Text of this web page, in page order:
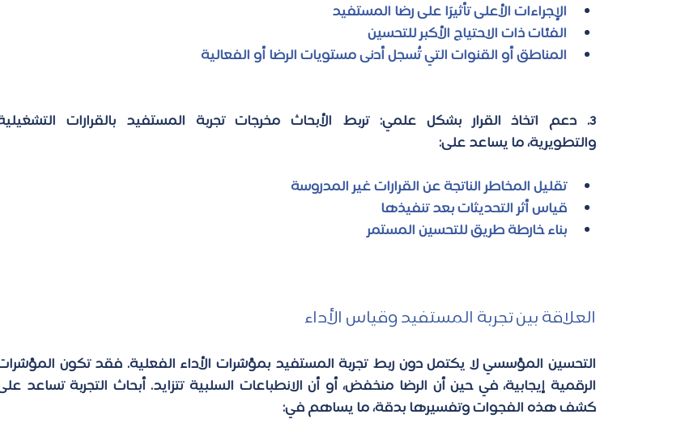
الإجراءات الأعلى تأثيرًا على رضا المستفيد
الفئات ذات الاحتياج الأكبر للتحسين
المناطق أو القنوات التي تُسجل أدنى مستويات الرضا أو الفعالية
3. دعم اتخاذ القرار بشكل علمي
والتطويرية، ما يساعد على:
تقليل المخاطر الناتجة عن القرارات غير المدروسة
قياس أثر التحديثات بعد تنفيذها
بناء خارطة طريق للتحسين المستمر
العلاقة بين تجربة المستفيد وقياس الأداء
كشف هذه الفجوات وتفسيرها بدقة، ما يساهم في: